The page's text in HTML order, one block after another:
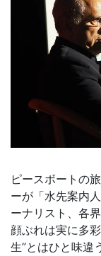
ピースボートの
ーが「水先案内
ーナリスト、各
顔ぶれは実に多
生”とはひと味違